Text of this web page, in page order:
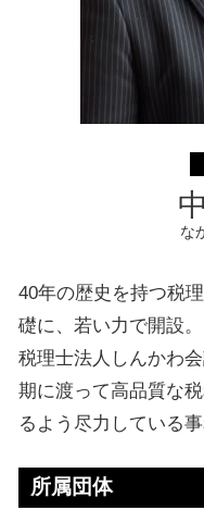
な
40年の歴史を持つ税
礎に、若い力で開設。
税理士法人しんかわ
期に渡って高品質な
るよう尽力している事
所属団体